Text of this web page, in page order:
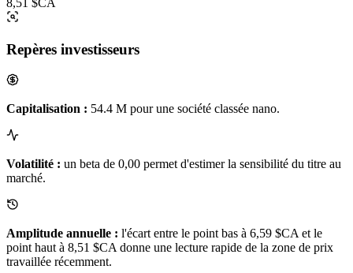
8,51 $CA
Repères investisseurs
Capitalisation : 54.4 M pour une société classée nano.
Volatilité : un beta de 0,00 permet d'estimer la sensibilité du titre au
marché.
Amplitude annuelle : l'écart entre le point bas à 6,59 $CA et le
point haut à 8,51 $CA donne une lecture rapide de la zone de prix
travaillée récemment.